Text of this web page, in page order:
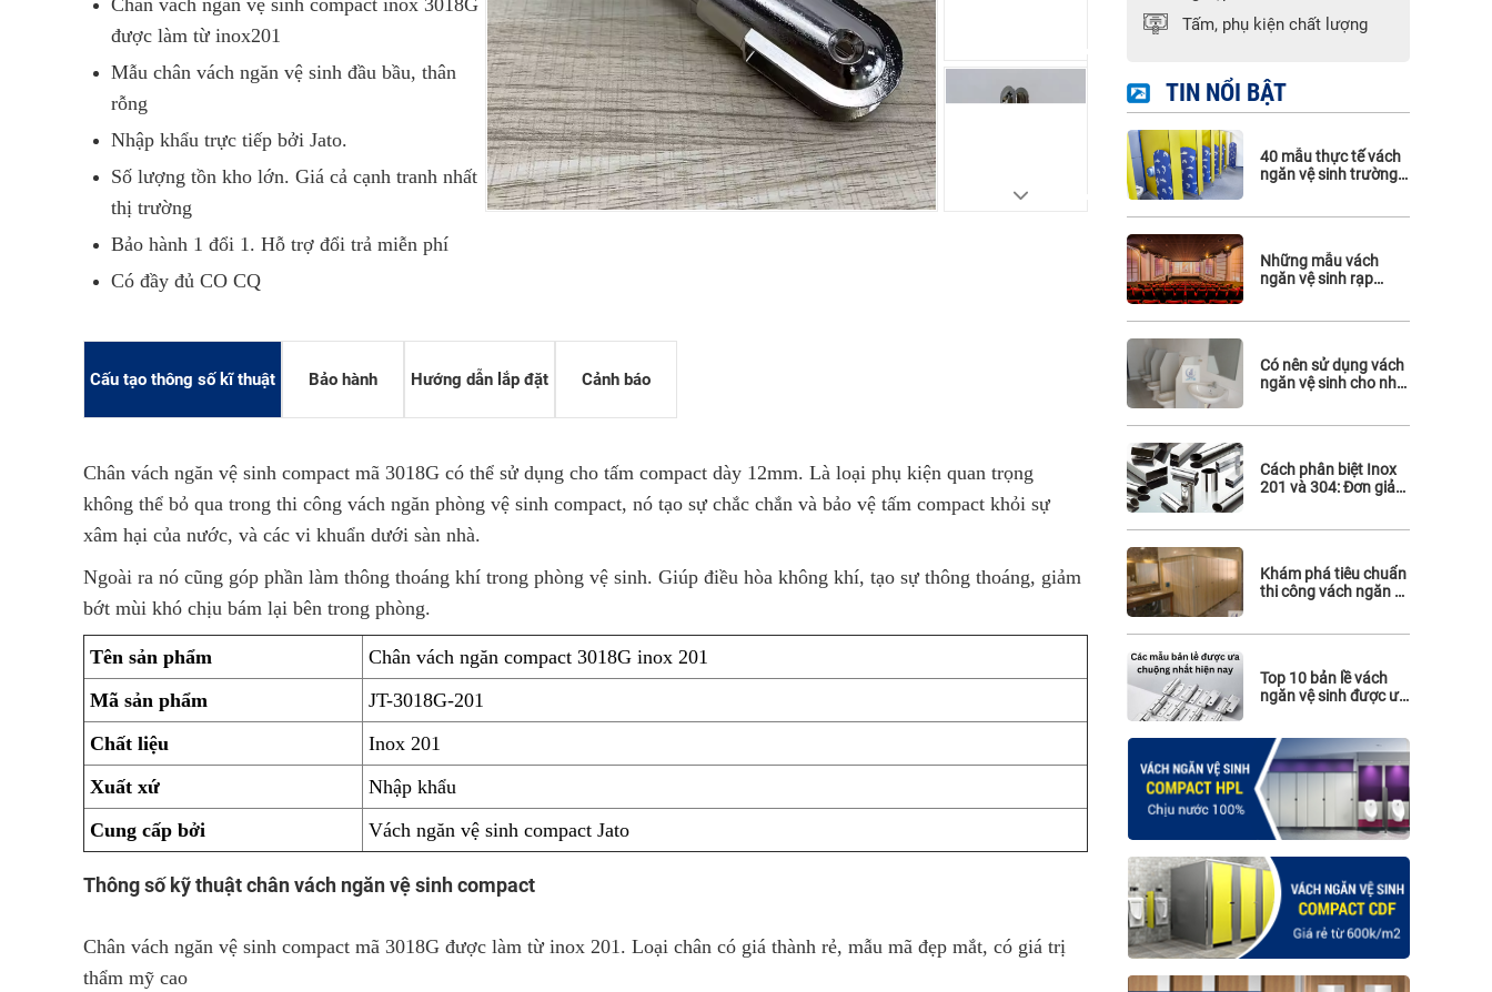
Phụ kiện Hafele
Phụ kiện inox 316
SÀN NÂNG OA
SÀN NÂNG KỸ THUẬT HPL
SÀN NÂNG THÔNG KHÍ
Chân vách ngăn vệ sinh compact inox 3018G
được làm từ inox201
Mẫu chân vách ngăn vệ sinh đầu bầu, thân
rỗng
Nhập khẩu trực tiếp bởi Jato.
Số lượng tồn kho lớn. Giá cả cạnh tranh nhất
thị trường
Bảo hành 1 đổi 1. Hỗ trợ đổi trả miễn phí
Có đầy đủ CO CQ
Cấu tạo thông số kĩ thuật Bảo hành Hướng dẫn lắp đặt Cảnh báo
Chân vách ngăn vệ sinh compact mã 3018G có thể sử dụng cho tấm compact dày 12mm. Là loại phụ kiện quan trọng
không thể bỏ qua trong thi công vách ngăn phòng vệ sinh compact, nó tạo sự chắc chắn và bảo vệ tấm compact khỏi sự
xâm hại của nước, và các vi khuẩn dưới sàn nhà.
Ngoài ra nó cũng góp phần làm thông thoáng khí trong phòng vệ sinh. Giúp điều hòa không khí, tạo sự thông thoáng, giảm
bớt mùi khó chịu bám lại bên trong phòng.
Tên sản phẩm
Chân vách ngăn compact 3018G inox 201
Mã sản phẩm
JT-3018G-201
Chất liệu
Inox 201
Xuất xứ
Nhập khẩu
Cung cấp bởi
Vách ngăn vệ sinh compact Jato
Thông số kỹ thuật chân vách ngăn vệ sinh compact
Chân vách ngăn vệ sinh compact mã 3018G được làm từ inox 201. Loại chân có giá thành rẻ, mẫu mã đẹp mắt, có giá trị
thẩm mỹ cao
Tấm, phụ kiện chất lượng
TIN NỔI BẬT
40 mẫu thực tế vách
ngăn vệ sinh trường
Những mẫu vách
ngăn vệ sinh rạp
Có nên sử dụng vách
ngăn vệ sinh cho nhà
Cách phân biệt Inox
201 và 304: Đơn giản,
Khám phá tiêu chuẩn
thi công vách ngăn vệ
Top 10 bản lề vách
ngăn vệ sinh được ưa
lượng và sẵn hàng